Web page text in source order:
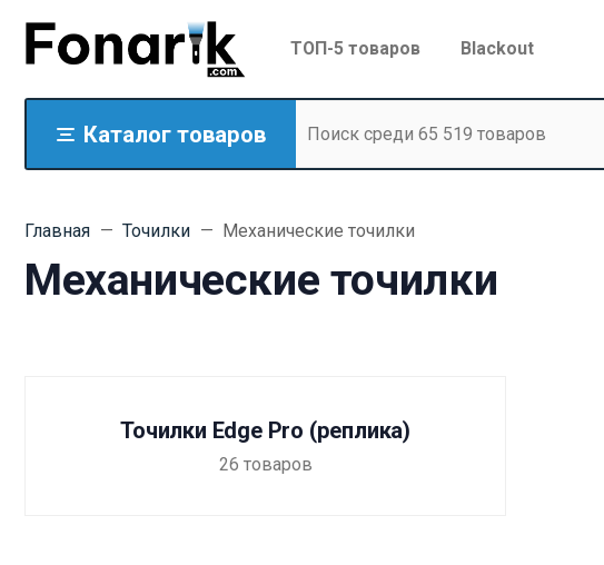
ТОП-5 товаров Blackout
Каталог товаров
Главная Точилки Механические точилки
Механические точилки
Точилки Edge Pro (реплика)
26 товаров